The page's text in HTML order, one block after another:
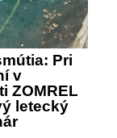
Pri
v
ZOMREL
letecký